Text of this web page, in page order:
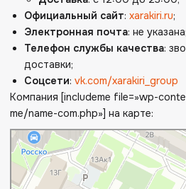
Официальный сайт: xarakiri.ru;
Электронная почта: не указана;
Телефон службы качества:
доставки;
Соцсети: vk.com/xarakiri_group
Компания [includeme file=»wp-
me/name-com.php»] на карте: